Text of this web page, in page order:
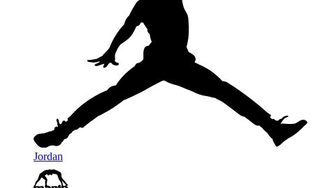
Jordan